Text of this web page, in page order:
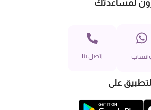
لمساعدتك
اتصل بنا
على